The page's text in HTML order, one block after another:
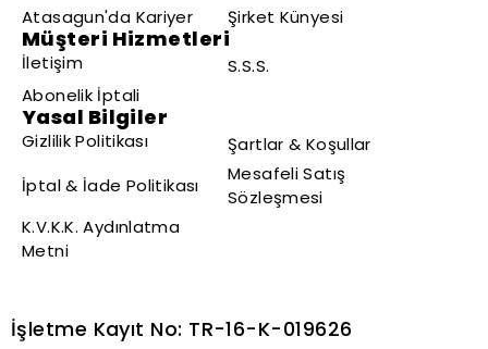
Atasagun'da Kariyer
Şirket Künyesi
Müşteri Hizmetleri
İletişim
S.S.S.
Abonelik İptali
Yasal Bilgiler
Gizlilik Politikası
Şartlar & Koşullar
İptal & İade Politikası
Mesafeli Satış
Sözleşmesi
K.V.K.K. Aydınlatma
Metni
İşletme Kayıt No: TR-16-K-019626